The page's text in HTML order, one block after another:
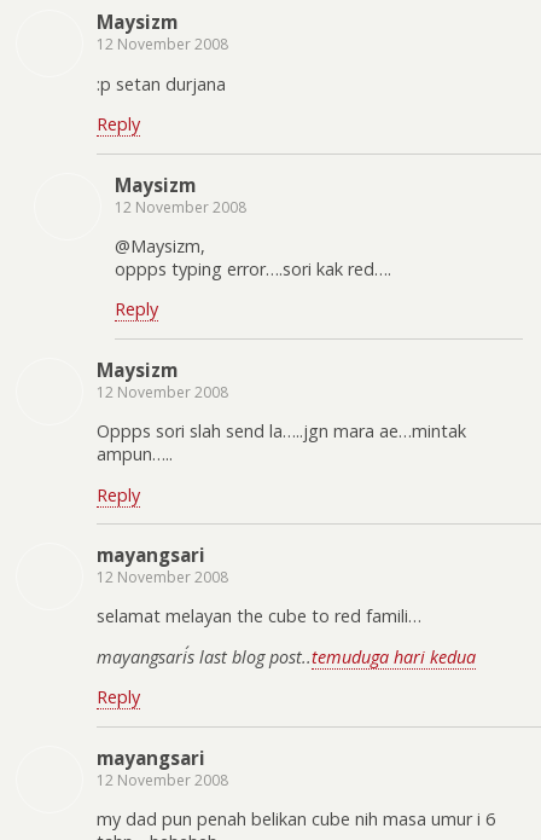
Maysizm
12 November 2008
:p setan durjana
Reply
Maysizm
12 November 2008
@Maysizm,
oppps typing error….sori kak red….
Reply
Maysizm
12 November 2008
Oppps sori slah send la…..jgn mara ae…mintak
ampun…..
Reply
mayangsari
12 November 2008
selamat melayan the cube to red famili…
mayangsari´s last blog post..temuduga hari kedua
Reply
mayangsari
12 November 2008
my dad pun penah belikan cube nih masa umur i 6